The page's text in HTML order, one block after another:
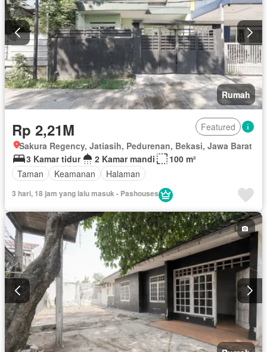
Rumah
Rp 2,21M
Featured
Sakura Regency, Jatiasih, Pedurenan, Bekasi, Jawa Barat
3 Kamar tidur
2 Kamar mandi
100 m²
Taman
Keamanan Halaman
3 hari, 18 jam yang lalu masuk - Pashouses